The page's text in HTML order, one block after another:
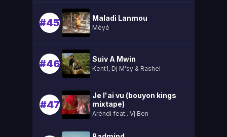
#45 Maladi Lanmou
Méyé
#46 Suiv A Mwin
Kent1, Dj M'sy & Rashel
#47
Je l'ai vu (bouyon kings
mixtape)
Arèndi feat.. Vj Ben